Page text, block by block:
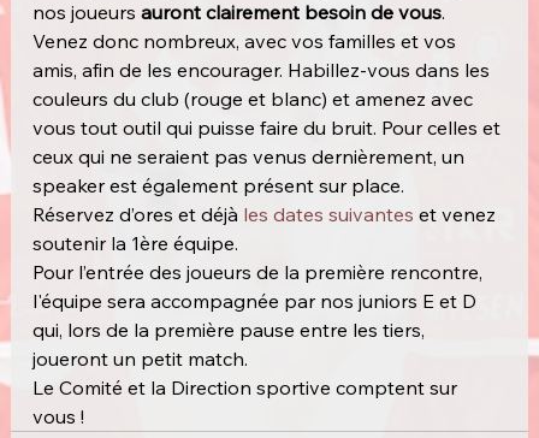
nos joueurs auront clairement besoin de vous.
Venez donc nombreux, avec vos familles et vos
amis, afin de les encourager. Habillez-vous dans les
couleurs du club (rouge et blanc) et amenez avec
vous tout outil qui puisse faire du bruit. Pour celles et
ceux qui ne seraient pas venus dernièrement, un
speaker est également présent sur place.
Réservez d’ores et déjà les dates suivantes et venez
soutenir la 1ère équipe.
Pour l’entrée des joueurs de la première rencontre,
l'équipe sera accompagnée par nos juniors E et D
qui, lors de la première pause entre les tiers,
joueront un petit match.
Le Comité et la Direction sportive comptent sur
vous !